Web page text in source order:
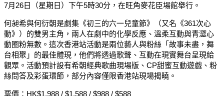
7月26日（星期日）下午5時30分，在旺角麥花臣場館舉行。
何昶希與何衍朝是劇集《初三的六一兒童節》（又名《361次心
動》）的雙男主角，兩人在劇中的化學反應、溫柔互動與青澀心
動圈粉無數。這次香港站活動是兩位藝人與粉絲「故事未盡，舞
台相聚」的最佳體現，他們將透過歌聲、互動在現實舞台呈現給
觀眾。活動預計設有希朝經典歌曲現場版、CP甜蜜互動遊戲、粉
絲問答及彩蛋環節，部分內容僅限香港站現場揭曉。
票價：HK$1,988 / $1,588 / $988 / $588